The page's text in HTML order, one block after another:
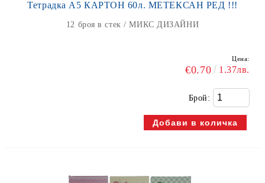
Тетрадка А5 КАРТОН 60л. МЕТЕКСАН РЕД !!!
12 броя в стек / МИКС ДИЗАЙНИ
Цена:
€0.70 1.37лв.
Брой: